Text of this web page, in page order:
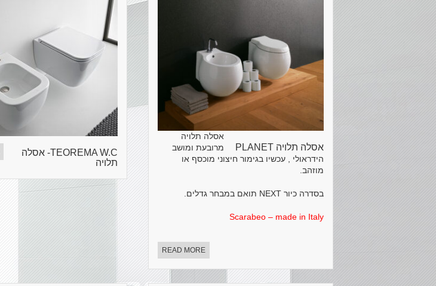
TEOREMA W.C- אסלה
תלויה
אסלה תלויה PLANET
אסלה תלויה
מרובעת ומושב
הידראולי , עכשיו בגימור חיצוני מוכסף או
מוזהב.
בסדרה כיור NEXT תואם במבחר גדלים.
Scarabeo – made in Italy
READ MORE